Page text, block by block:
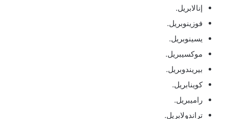
إنالابريل.
فوزينوبريل.
يسينوبريل.
موكسيبريل.
بيريندوبريل.
كوينابريل.
راميبريل.
تراندولابريل.